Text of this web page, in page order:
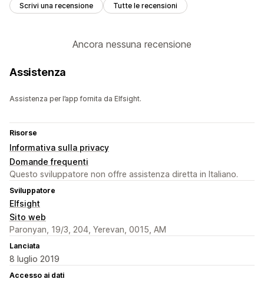
Scrivi una recensione Tutte le recensioni
Ancora nessuna recensione
Assistenza
Assistenza per l’app fornita da Elfsight.
Risorse
Informativa sulla privacy
Domande frequenti
Questo sviluppatore non offre assistenza diretta in Italiano.
Sviluppatore
Elfsight
Sito web
Paronyan, 19/3, 204, Yerevan, 0015, AM
Lanciata
8 luglio 2019
Accesso ai dati